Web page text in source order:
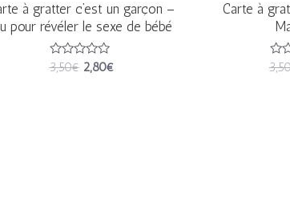
à gratter c’est un garçon –
pour révéler le sexe de bébé
Note
3,50€ 2,80€
Carte à